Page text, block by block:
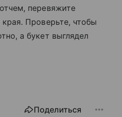
перевяжите
Проверьте, чтобы
а букет выглядел
Поделиться